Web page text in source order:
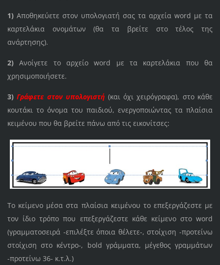
1) Αποθηκεύετε στον υπολογιατή σας τα αρχεία word με τα
καρτελάκια ονομάτων (θα τα βρείτε στο τέλος της
ανάρτησης).
2) Ανοίγετε το αρχείο word με τα καρτελάκια που θα
χρησιμοποιήσετε.
3) Γράφετε στον υπολογιστή (και όχι χειρόγραφα), στο κάθε
κουτάκι το όνομα του παιδιού, ενεργοποιώντας τα πλαίσια
κειμένου που θα βρείτε πάνω από τις εικονίτσες:
Το κείμενο μέσα στα πλαίσια κειμένου το επεξεργάζεστε με
τον ίδιο τρόπο που επεξεργάζεστε κάθε κείμενο στο word
(γραμματοσειρά -επιλέξτε όποια θέλετε-, στοίχιση -προτείνω
στοίχιση στο κέντρο-, bold γράμματα, μέγεθος γραμμάτων
-προτείνω 36- κ.τ.λ.)